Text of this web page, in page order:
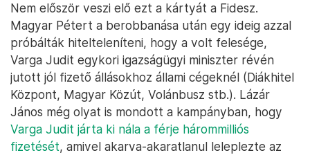
Nem először veszi elő ezt a kártyát a Fidesz.
Magyar Pétert a berobbanása után egy ideig azzal
próbálták hitelteleníteni, hogy a volt felesége,
Varga Judit egykori igazságügyi miniszter révén
jutott jól fizető állásokhoz állami cégeknél (Diákhitel
Központ, Magyar Közút, Volánbusz stb.). Lázár
János még olyat is mondott a kampányban, hogy
Varga Judit járta ki nála a férje hárommilliós
fizetését, amivel akarva-akaratlanul leleplezte az